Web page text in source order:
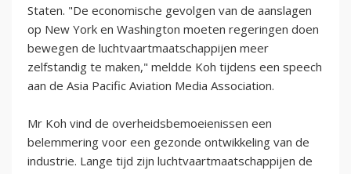
Staten. "De economische gevolgen van de aanslagen
op New York en Washington moeten regeringen doen
bewegen de luchtvaartmaatschappijen meer
zelfstandig te maken," meldde Koh tijdens een speech
aan de Asia Pacific Aviation Media Association.
Mr Koh vind de overheidsbemoeienissen een
belemmering voor een gezonde ontwikkeling van de
industrie. Lange tijd zijn luchtvaartmaatschappijen de